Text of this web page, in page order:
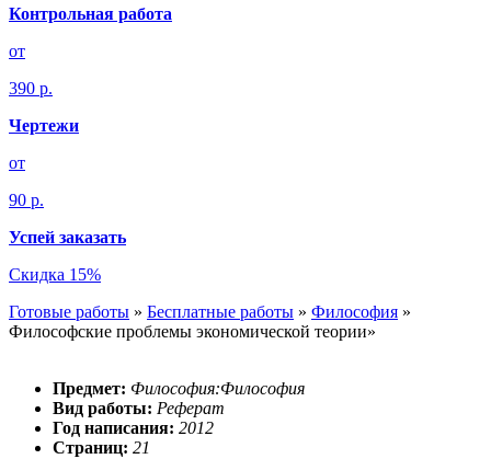
Контрольная работа
от
390 р.
Чертежи
от
90 р.
Успей заказать
Скидка 15%
Готовые работы » Бесплатные работы » Философия »
Философские проблемы экономической теории»
Предмет: Философия:Философия
Вид работы: Реферат
Год написания: 2012
Страниц: 21